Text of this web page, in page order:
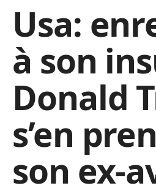
Usa:
à son
Donald
s’en
son ex-